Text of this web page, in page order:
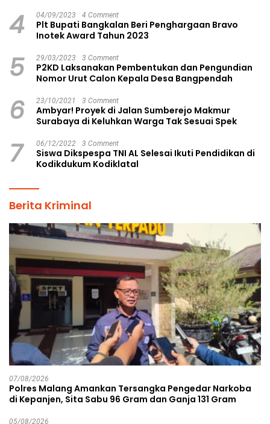
4 04/09/2023 4 Comment
Plt Bupati Bangkalan Beri Penghargaan Bravo
Inotek Award Tahun 2023
5 29/03/2023 3 Comment
P2KD Laksanakan Pembentukan dan Pengundian
Nomor Urut Calon Kepala Desa Bangpendah
6 23/10/2021 3 Comment
Ambyar! Proyek di Jalan Sumberejo Makmur
Surabaya di Keluhkan Warga Tak Sesuai Spek
7 06/12/2022 3 Comment
Siswa Dikspespa TNI AL Selesai Ikuti Pendidikan di
Kodikdukum Kodiklatal
Berita Kriminal
07/08/2026
Polres Malang Amankan Tersangka Pengedar Narkoba
di Kepanjen, Sita Sabu 96 Gram dan Ganja 131 Gram
05/08/2026